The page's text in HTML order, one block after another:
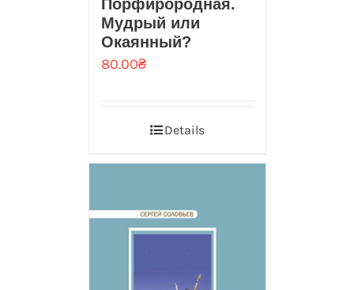
Порфирородная.
Мудрый или
Окаянный?
80.00₴
Details